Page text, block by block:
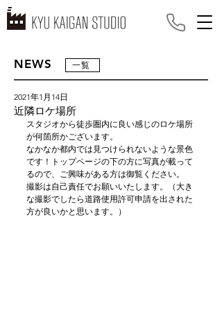
NEWS 一覧
近隣ロケ場所
2021年1月14日
スタジオから徒歩圏内に良い感じのロケ場所
が何箇所かございます。
なかなか都内では見つけられないような景色
です！トップページの下の方に写真が載って
るので、ご興味がある方は御覧ください。
撮影は自己責任でお願いいたします。（大き
な撮影でしたら道路使用許可申請を出された
方が良いかと思います。）